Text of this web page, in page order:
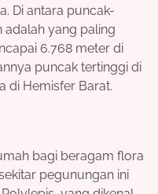
Di antara puncak-
adalah yang paling
6.768 meter di
puncak tertinggi di
di Hemisfer Barat.
bagi beragam flora
pegunungan ini